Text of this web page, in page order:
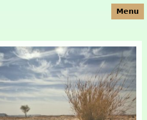
Menu